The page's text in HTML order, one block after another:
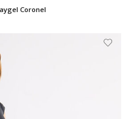
Coronel